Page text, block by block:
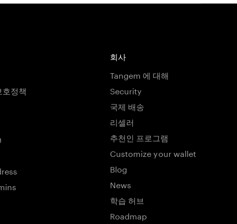
정책
회사
Tangem 에 대해
Security
국제 배송
리셀러
추천인 프로그램
Customize your wallet
Blog
News
학습 허브
Roadmap